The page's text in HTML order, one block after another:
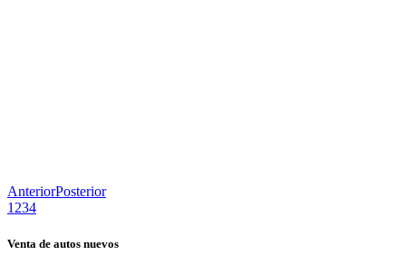
AnteriorPosterior
1234
Venta de autos nuevos